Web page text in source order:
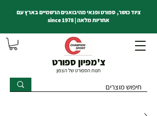
צ'מפיון ספורט
חנות הספורט של הצפון
ציוד כושר, ספורט ופנאי מהיבואנים הרשמיים בארץ עם
אחריות מלאה | since 1978